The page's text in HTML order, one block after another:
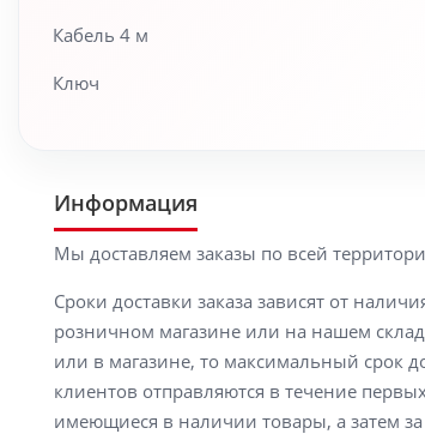
Кабель 4 м
Ключ
Информация
Мы доставляем заказы по всей
Сроки доставки заказа зависят от
розничном магазине или на нашем
или в магазине, то максимальный срок
клиентов отправляются в течение
имеющиеся в наличии товары, а затем